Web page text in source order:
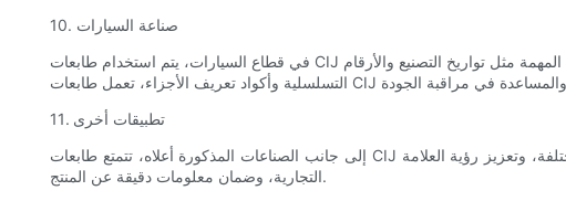
10. صناعة السيارات
في قطاع السيارات، يتم استخدام طابعات CIJ لوضع علامات وترميز مجموعة من قطع غيار السيارات، بما في ذلك الإطارات والبطاريات وكتل المحرك والمزيد. من خلال طباعة المعلومات المهمة مثل تواريخ التصنيع والأرقام
11. تطبيقات أخرى
إلى جانب الصناعات المذكورة أعلاه، تتمتع طابعات CIJ بتطبيقات في مستحضرات التجميل والفضاء والبناء والعديد من القطاعات الأخرى. إنها توفر حلاً متعدد الاستخدامات للطباعة على ركائز مختلفة، وتعزيز رؤية العلامة
التجارية، وضمان معلومات دقيقة عن المنتج.